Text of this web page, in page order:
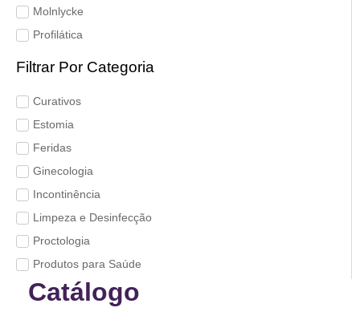
Molnlycke
Profilática
Filtrar Por Categoria
Curativos
Estomia
Feridas
Ginecologia
Incontinência
Limpeza e Desinfecção
Proctologia
Produtos para Saúde
Catálogo